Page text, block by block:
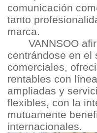
comunicación
tanto
marca.
VANNSOO
centrándose en el
comerciales,
rentables con
ampliadas y
flexibles, con la
mutuamente
internacionales.